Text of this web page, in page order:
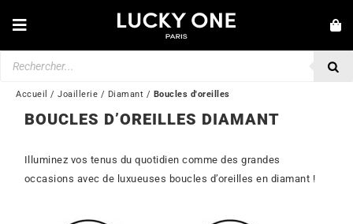
auToggle
Navigation
BRACELETS
COLLIERS
BAGUES
Accueil / Joaillerie / Diamant / Boucles d'oreilles
BOUCLES D’OREILLES DIAMANT
Illuminez vos tenus du quotidien comme des grandes
occasions avec de luxueuses boucles d’oreilles en diamant !